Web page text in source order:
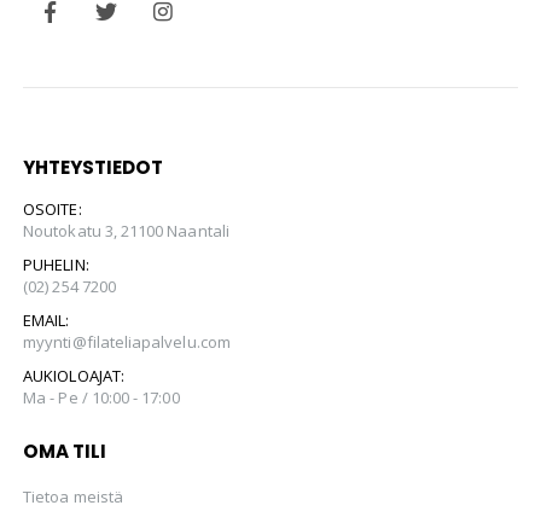
YHTEYSTIEDOT
OSOITE:
Noutokatu 3, 21100 Naantali
PUHELIN:
(02) 254 7200
EMAIL:
myynti@filateliapalvelu.com
AUKIOLOAJAT:
Ma - Pe / 10:00 - 17:00
OMA TILI
Tietoa meistä